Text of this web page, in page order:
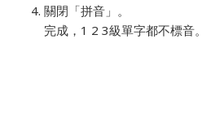
關閉「拼音」。
完成，1 2 3級單字都不標音。